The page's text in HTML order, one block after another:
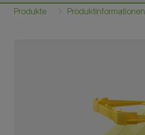
Produkte Produktinformationen